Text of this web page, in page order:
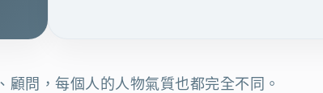
顧問，每個人的人物氣質也都完全不同。